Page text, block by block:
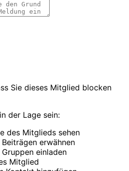
Sie dieses Mitglied blocken
der Lage sein:
des Mitglieds sehen
erwähnen
einladen
Mitglied